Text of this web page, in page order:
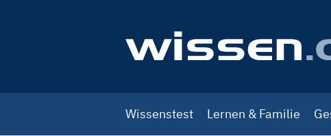
navigation
Wissenstest Lernen & Familie